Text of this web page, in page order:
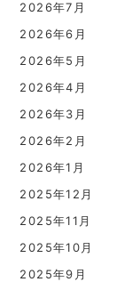
2026年7月
2026年6月
2026年5月
2026年4月
2026年3月
2026年2月
2026年1月
2025年12月
2025年11月
2025年10月
2025年9月